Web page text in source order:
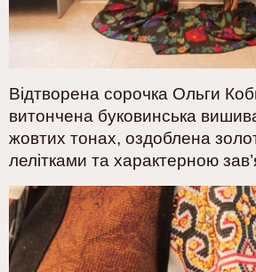
Відтворена сорочка Ольги
витончена буковинська
жовтих тонах, оздоблена
лелітками та характерною